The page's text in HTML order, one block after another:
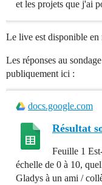
et les projets que j'ai
Le live est disponible en
Les réponses au
publiquement ici :
docs.google.com
Résultat
Feuille 1
échelle de 0 à 10,
Gladys à un ami /